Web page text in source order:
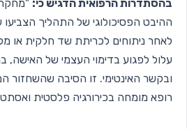
בהסתדרות הרפואית הדגיש כי:
ההיבט הפסיכולוגי של התהליך
לאחר ניתוחים לכריתת שד חלקית או
עלול לפגוע בדימוי העצמי של
ובקשר האינטימי. זו הסיבה שהשחזור
רופא מומחה בכירורגיה פלסטית